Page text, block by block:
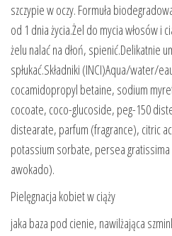
szczypie w oczy. Formuła
od 1 dnia życia.Żel do mycia włosów i
żelu nalać na dłoń, spienić.Delikatnie
spłukać.Składniki (INCI)Aqua/water/
cocamidopropyl betaine, sodium
cocoate, coco-glucoside, peg-150
distearate, parfum (fragrance), citric
potassium sorbate, persea
awokado).
Pielęgnacja kobiet w ciąży
jaka baza pod cienie, nawilżająca